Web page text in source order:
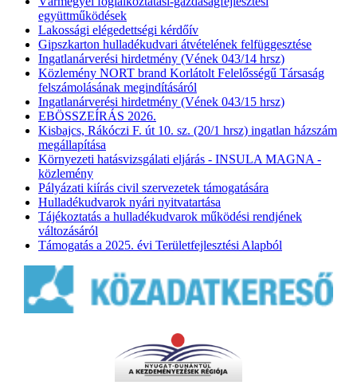
együttműködések
Lakossági elégedettségi kérdőív
Gipszkarton hulladékudvari átvételének felfüggesztése
Ingatlanárverési hirdetmény (Vének 043/14 hrsz)
Közlemény NORT brand Korlátolt Felelősségű Társaság
felszámolásának megindításáról
Ingatlanárverési hirdetmény (Vének 043/15 hrsz)
EBÖSSZEÍRÁS 2026.
Kisbajcs, Rákóczi F. út 10. sz. (20/1 hrsz) ingatlan házszám
megállapítása
Környezeti hatásvizsgálati eljárás - INSULA MAGNA -
közlemény
Pályázati kiírás civil szervezetek támogatására
Hulladékudvarok nyári nyitvatartása
Tájékoztatás a hulladékudvarok működési rendjének
változásáról
Támogatás a 2025. évi Területfejlesztési Alapból